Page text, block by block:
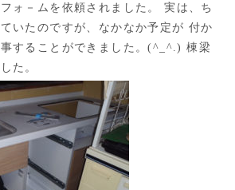
ォ－ムを依頼されました。 実は、ち
いたのですが、なかなか予定が 付か
することができました。(^_^.) 棟梁
た。